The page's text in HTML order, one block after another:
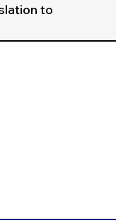
to